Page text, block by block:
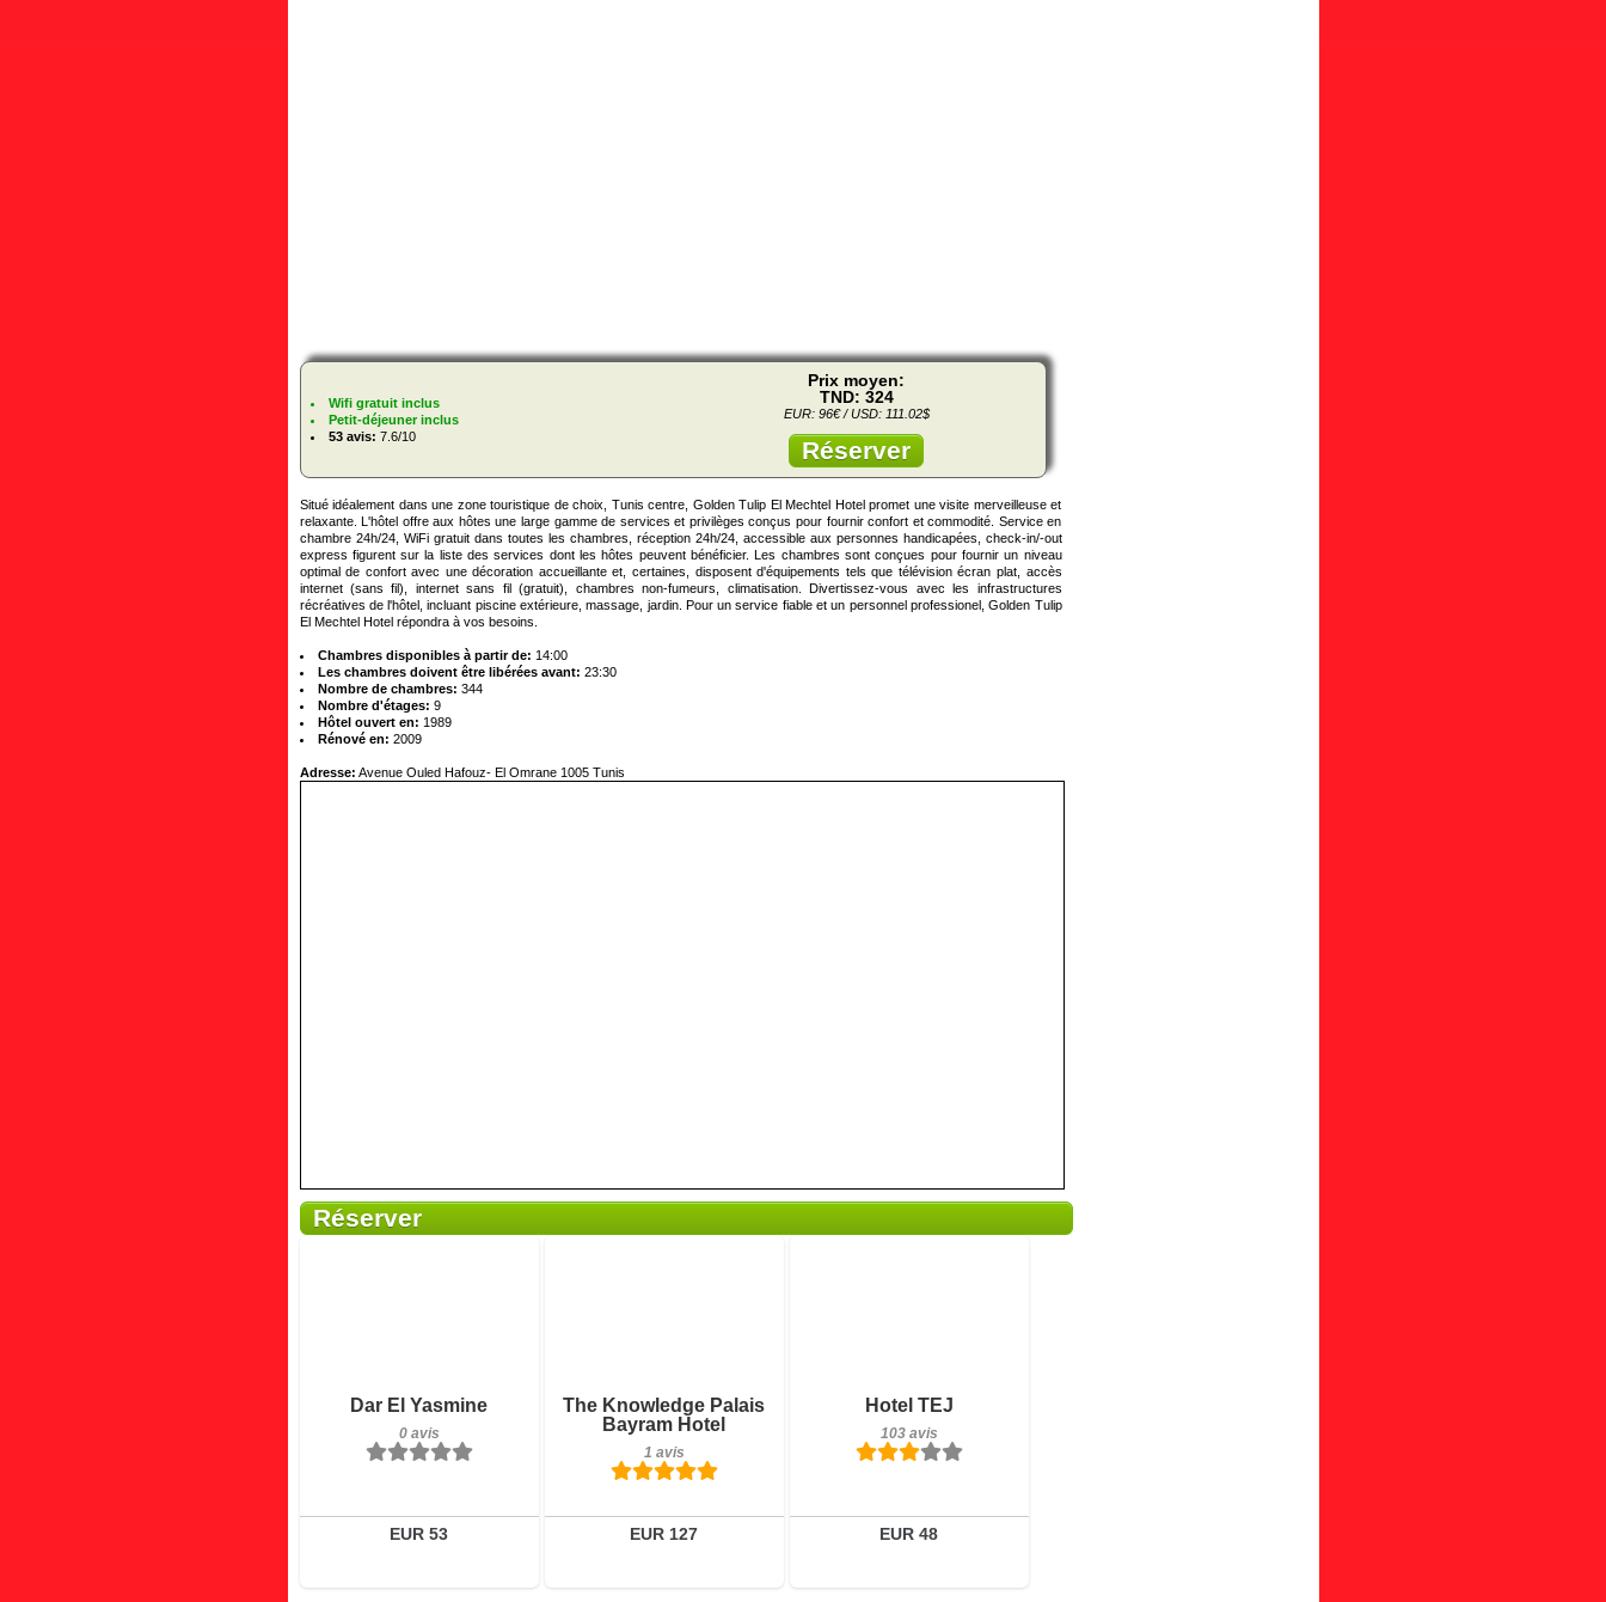
Wifi gratuit inclus
Petit-déjeuner inclus
53 avis: 7.6/10
Prix moyen:
TND: 324
EUR: 96€ / USD: 111.02$
Réserver
Situé idéalement dans une zone touristique de choix, Tunis centre, Golden Tulip El Mechtel Hotel promet une visite merveilleuse et
relaxante. L'hôtel offre aux hôtes une large gamme de services et privilèges conçus pour fournir confort et commodité. Service en
chambre 24h/24, WiFi gratuit dans toutes les chambres, réception 24h/24, accessible aux personnes handicapées, check-in/-out
express figurent sur la liste des services dont les hôtes peuvent bénéficier. Les chambres sont conçues pour fournir un niveau
optimal de confort avec une décoration accueillante et, certaines, disposent d'équipements tels que télévision écran plat, accès
internet (sans fil), internet sans fil (gratuit), chambres non-fumeurs, climatisation. Divertissez-vous avec les infrastructures
récréatives de l'hôtel, incluant piscine extérieure, massage, jardin. Pour un service fiable et un personnel professionel, Golden Tulip
El Mechtel Hotel répondra à vos besoins.
Chambres disponibles à partir de: 14:00
Les chambres doivent être libérées avant: 23:30
Nombre de chambres: 344
Nombre d'étages: 9
Hôtel ouvert en: 1989
Rénové en: 2009
Adresse: Avenue Ouled Hafouz- El Omrane 1005 Tunis
Réserver
Dar El Yasmine
0 avis
EUR 53
The Knowledge Palais
Bayram Hotel
1 avis
EUR 127
Détails
Réserver
Hotel TEJ
103 avis
EUR 48
103 avis
Détails
Réserver